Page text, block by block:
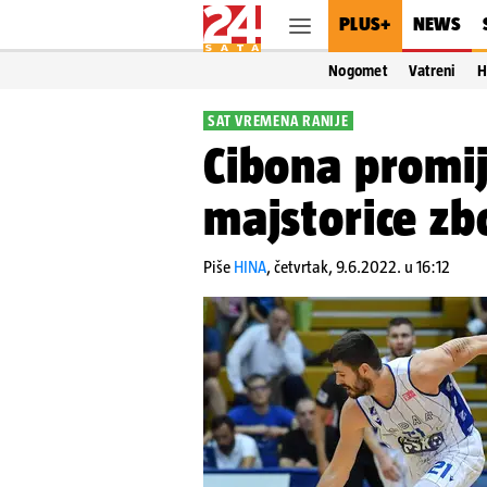
PLUS+ NEWS
Nogomet Vatreni
SAT VREMENA RANIJE
Cibona
majstorice
Piše HINA,četvrtak, 9.6.2022. u 16:12